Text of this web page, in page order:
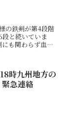
の鉄剣が第4段階
と続いていま
も関わらず血気
時九州地方の
急連絡